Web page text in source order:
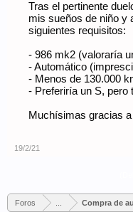
Tras el pertinente
mis sueños de niño y
siguientes requisitos:
- 986 mk2 (valoraría
- Automático
- Menos de 130.000
- Preferiría un S, pero
Muchísimas gracias
19/2/21
Foros Compra de